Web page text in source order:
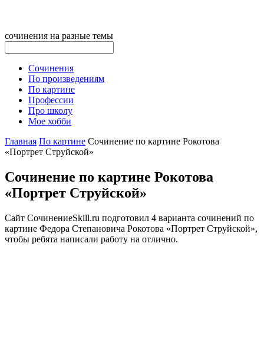
сочинения на разные темы
Сочинения
По произведениям
По картине
Профессии
Про школу
Мое хобби
Главная По картине Сочинение по картине Рокотова
«Портрет Струйской»
Сочинение по картине Рокотова
«Портрет Струйской»
Сайт СочинениеSkill.ru подготовил 4 варианта сочинений по
картине Федора Степановича Рокотова «Портрет Струйской»,
чтобы ребята написали работу на отлично.